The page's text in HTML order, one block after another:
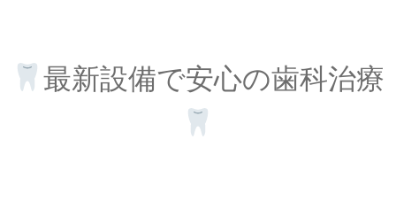
最新設備で安心の歯科治療